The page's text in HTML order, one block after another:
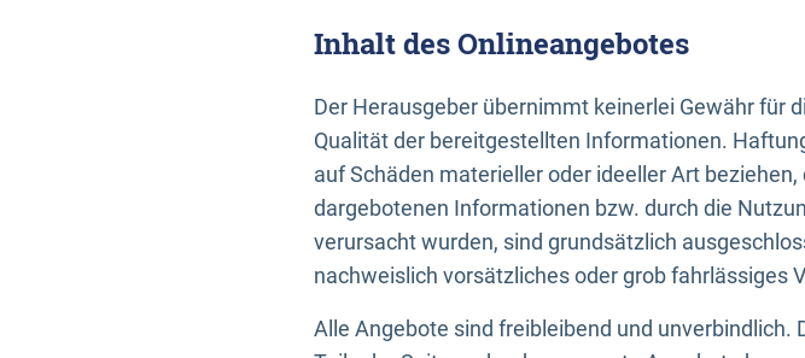
Inhalt des Onlineangebotes
Der Herausgeber übernimmt keinerlei Gewähr für
Qualität der bereitgestellten Informationen.
auf Schäden materieller oder ideeller Art
dargebotenen Informationen bzw. durch die
verursacht wurden, sind grundsätzlich
nachweislich vorsätzliches oder grob fahrlässiges
Alle Angebote sind freibleibend und unverbindlich.